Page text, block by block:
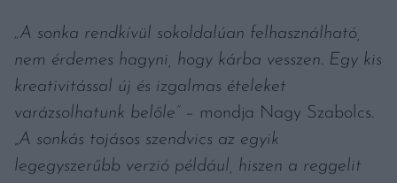
„A sonka rendkívül sokoldalúan felhasználható,
nem érdemes hagyni, hogy kárba vesszen. Egy kis
kreativitással új és izgalmas ételeket
varázsolhatunk belőle”
– mondja Nagy Szabolcs.
„A sonkás tojásos szendvics az egyik
legegyszerűbb verzió például, hiszen a reggelit